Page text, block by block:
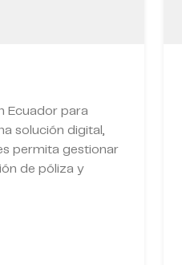
Ecuador para
solución digital,
permita gestionar
de póliza y